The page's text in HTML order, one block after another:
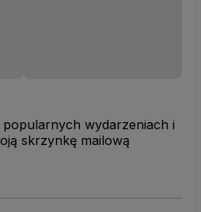
wydarzeniach i
skrzynkę mailową